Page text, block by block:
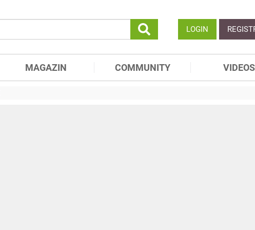
LOGIN
MAGAZIN COMMUNITY VIDEOS